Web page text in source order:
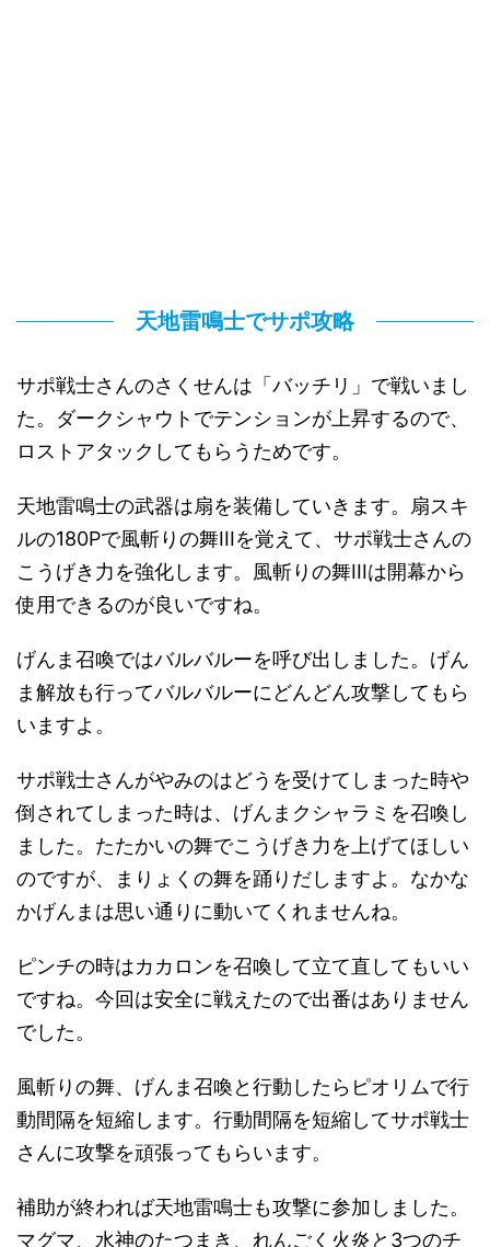
天地雷鳴士でサポ攻略
サポ戦士さんのさくせんは「バッチリ」で戦いまし
た。ダークシャウトでテンションが上昇するので、
ロストアタックしてもらうためです。
天地雷鳴士の武器は扇を装備していきます。扇スキ
ルの180Pで風斬りの舞IIIを覚えて、サポ戦士さんの
こうげき力を強化します。風斬りの舞IIIは開幕から
使用できるのが良いですね。
げんま召喚ではバルバルーを呼び出しました。げん
ま解放も行ってバルバルーにどんどん攻撃してもら
いますよ。
サポ戦士さんがやみのはどうを受けてしまった時や
倒されてしまった時は、げんまクシャラミを召喚し
ました。たたかいの舞でこうげき力を上げてほしい
のですが、まりょくの舞を踊りだしますよ。なかな
かげんまは思い通りに動いてくれませんね。
ピンチの時はカカロンを召喚して立て直してもいい
ですね。今回は安全に戦えたので出番はありません
でした。
風斬りの舞、げんま召喚と行動したらピオリムで行
動間隔を短縮します。行動間隔を短縮してサポ戦士
さんに攻撃を頑張ってもらいます。
補助が終われば天地雷鳴士も攻撃に参加しました。
マグマ、水神のたつまき、れんごく火炎と3つのチ